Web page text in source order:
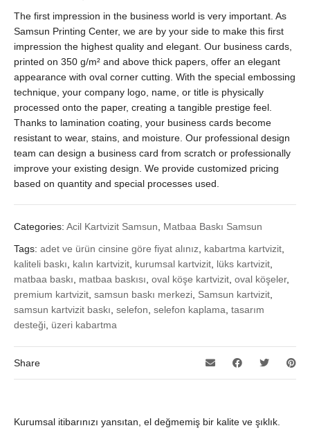
The first impression in the business world is very important. As
Samsun Printing Center, we are by your side to make this first
impression the highest quality and elegant. Our business cards,
printed on 350 g/m² and above thick papers, offer an elegant
appearance with oval corner cutting. With the special embossing
technique, your company logo, name, or title is physically
processed onto the paper, creating a tangible prestige feel.
Thanks to lamination coating, your business cards become
resistant to wear, stains, and moisture. Our professional design
team can design a business card from scratch or professionally
improve your existing design. We provide customized pricing
based on quantity and special processes used.
Categories: Acil Kartvizit Samsun
Matbaa Baskı Samsun
Tags: adet ve ürün cinsine göre fiyat alınız kabartma kartvizit
kaliteli baskı
kalın kartvizit kurumsal kartvizit lüks kartvizit
matbaa baskı
matbaa baskısı oval köşe kartvizit oval köşeler,
premium kartvizit samsun baskı merkezi Samsun kartvizit
samsun kartvizit baskı selefon selefon kaplama tasarım
desteği üzeri kabartma
Share
Kurumsal itibarınızı yansıtan, el değmemiş bir kalite ve şıklık.